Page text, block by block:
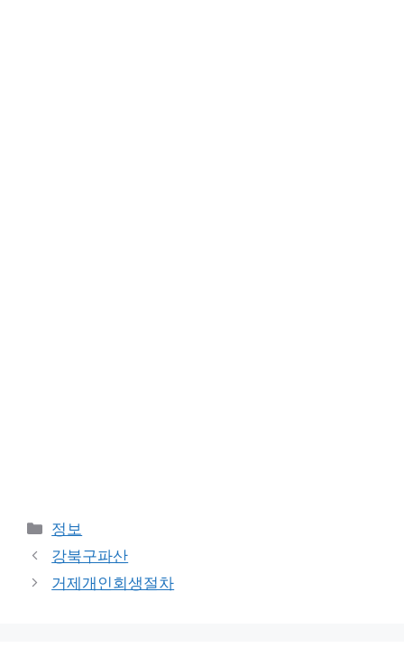
카
테
고
리
정보
강북구파산
거제개인회생절차